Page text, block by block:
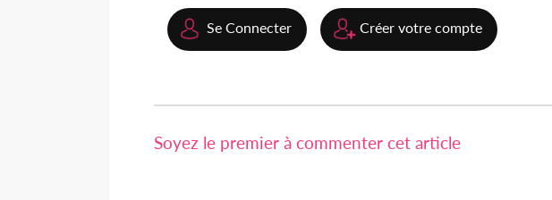
Se Connecter Créer votre compte
Soyez le premier à commenter cet article